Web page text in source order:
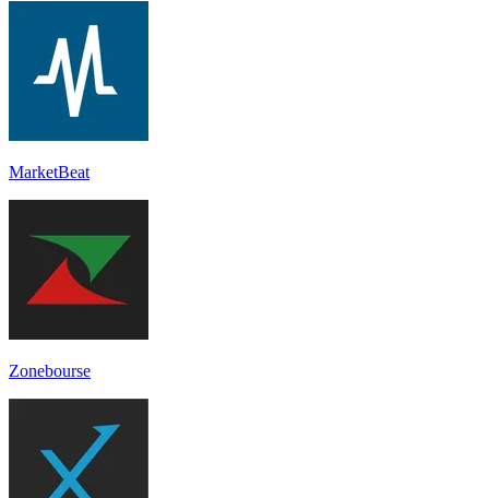
MarketBeat
Zonebourse